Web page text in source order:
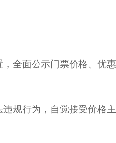
全面公示门票价格、优惠
规行为，自觉接受价格主